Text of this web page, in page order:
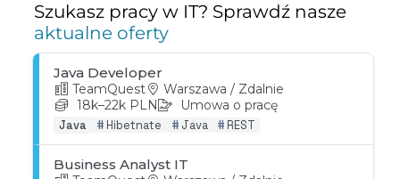
Szukasz pracy w IT? Sprawdź nasze
aktualne oferty